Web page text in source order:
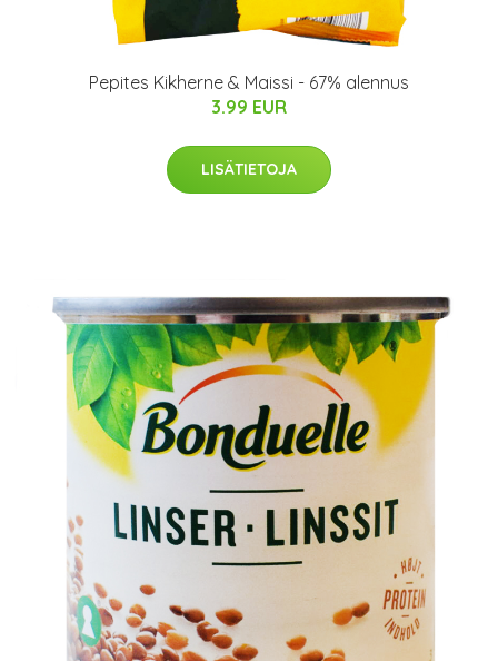
Pepites Kikherne & Maissi - 67% alennus
3.99 EUR
LISÄTIETOJA